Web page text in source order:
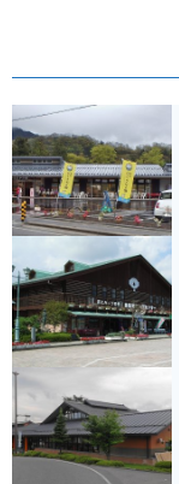
露天風呂・サウナが併設さ
5時から8時（最終受付7時
分、入浴は20時45分まで）
0円で入浴可能です。 そば処「ささら亭」と農産物直売
所も併設されており、一日
す。お蕎麦は麺のコシがか
す。